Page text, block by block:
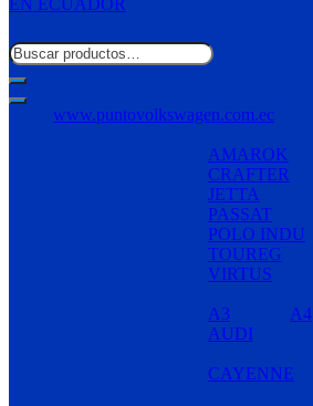
www.puntovolkswagen.com.ec
AMAROK
CRAFTER
JETTA
PASSAT
POLO INDU
TOUREG
VIRTUS
A3 A4
AUDI
CAYENNE